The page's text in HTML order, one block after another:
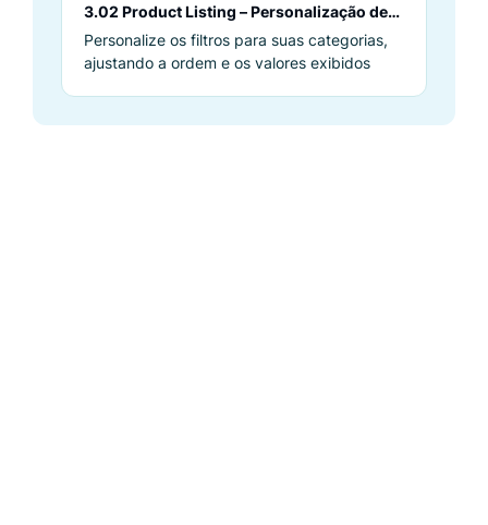
3.02 Product Listing – Personalização de
facetas
Personalize os filtros para suas categorias,
ajustando a ordem e os valores exibidos